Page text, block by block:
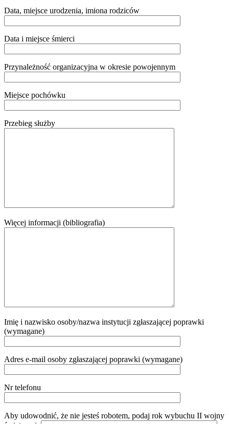
Data, miejsce urodzenia, imiona rodziców
Data i miejsce śmierci
Przynależność organizacyjna w okresie powojennym
Miejsce pochówku
Przebieg służby
Więcej informacji (bibliografia)
Imię i nazwisko osoby/nazwa instytucji zgłaszającej poprawki
(wymagane)
Adres e-mail osoby zgłaszającej poprawki (wymagane)
Nr telefonu
Aby udowodnić, że nie jesteś robotem, podaj rok wybuchu II wojny